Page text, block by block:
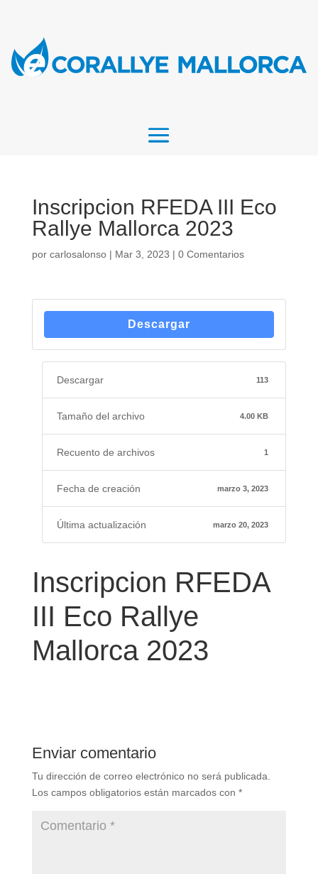
Inscripcion RFEDA III Eco
Rallye Mallorca 2023
por carlosalonso| Mar 3, 2023 | 0 Comentarios
Descargar
Descargar 113
Tamaño del archivo 4.00 KB
Recuento de archivos 1
Fecha de creación marzo 3, 2023
Última actualización marzo 20, 2023
Inscripcion RFEDA
III Eco Rallye
Mallorca 2023
Enviar comentario
Tu dirección de correo electrónico no será publicada.
Los campos obligatorios están marcados con *